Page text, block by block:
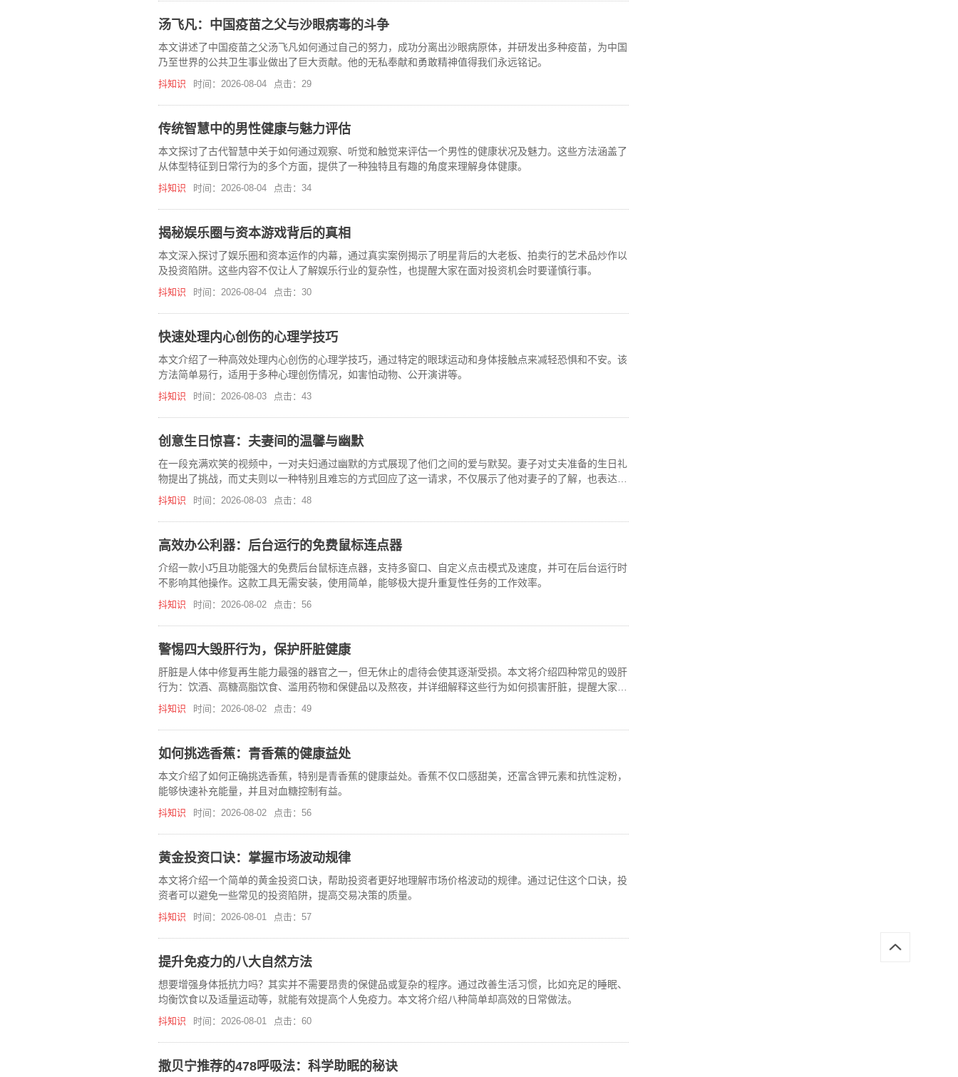
汤飞凡：中国疫苗之父与沙眼病毒的斗争
本文讲述了中国疫苗之父汤飞凡如何通过自己的努力，成功分离出沙眼病原体，并研发出多种疫苗，为中国
乃至世界的公共卫生事业做出了巨大贡献。他的无私奉献和勇敢精神值得我们永远铭记。
抖知识 时间：2026-08-04 点击：29
传统智慧中的男性健康与魅力评估
本文探讨了古代智慧中关于如何通过观察、听觉和触觉来评估一个男性的健康状况及魅力。这些方法涵盖了
从体型特征到日常行为的多个方面，提供了一种独特且有趣的角度来理解身体健康。
抖知识 时间：2026-08-04 点击：34
揭秘娱乐圈与资本游戏背后的真相
本文深入探讨了娱乐圈和资本运作的内幕，通过真实案例揭示了明星背后的大老板、拍卖行的艺术品炒作以
及投资陷阱。这些内容不仅让人了解娱乐行业的复杂性，也提醒大家在面对投资机会时要谨慎行事。
抖知识 时间：2026-08-04 点击：30
快速处理内心创伤的心理学技巧
本文介绍了一种高效处理内心创伤的心理学技巧，通过特定的眼球运动和身体接触点来减轻恐惧和不安。该
方法简单易行，适用于多种心理创伤情况，如害怕动物、公开演讲等。
抖知识 时间：2026-08-03 点击：43
创意生日惊喜：夫妻间的温馨与幽默
在一段充满欢笑的视频中，一对夫妇通过幽默的方式展现了他们之间的爱与默契。妻子对丈夫准备的生日礼
物提出了挑战，而丈夫则以一种特别且难忘的方式回应了这一请求，不仅展示了他对妻子的了解，也表达了
两人之间深厚的情感。
抖知识 时间：2026-08-03 点击：48
高效办公利器：后台运行的免费鼠标连点器
介绍一款小巧且功能强大的免费后台鼠标连点器，支持多窗口、自定义点击模式及速度，并可在后台运行时
不影响其他操作。这款工具无需安装，使用简单，能够极大提升重复性任务的工作效率。
抖知识 时间：2026-08-02 点击：56
警惕四大毁肝行为，保护肝脏健康
肝脏是人体中修复再生能力最强的器官之一，但无休止的虐待会使其逐渐受损。本文将介绍四种常见的毁肝
行为：饮酒、高糖高脂饮食、滥用药物和保健品以及熬夜，并详细解释这些行为如何损害肝脏，提醒大家注
意保护肝脏健康。
抖知识 时间：2026-08-02 点击：49
如何挑选香蕉：青香蕉的健康益处
本文介绍了如何正确挑选香蕉，特别是青香蕉的健康益处。香蕉不仅口感甜美，还富含钾元素和抗性淀粉，
能够快速补充能量，并且对血糖控制有益。
抖知识 时间：2026-08-02 点击：56
黄金投资口诀：掌握市场波动规律
本文将介绍一个简单的黄金投资口诀，帮助投资者更好地理解市场价格波动的规律。通过记住这个口诀，投
资者可以避免一些常见的投资陷阱，提高交易决策的质量。
抖知识 时间：2026-08-01 点击：57
提升免疫力的八大自然方法
想要增强身体抵抗力吗？其实并不需要昂贵的保健品或复杂的程序。通过改善生活习惯，比如充足的睡眠、
均衡饮食以及适量运动等，就能有效提高个人免疫力。本文将介绍八种简单却高效的日常做法。
抖知识 时间：2026-08-01 点击：60
撒贝宁推荐的478呼吸法：科学助眠的秘诀